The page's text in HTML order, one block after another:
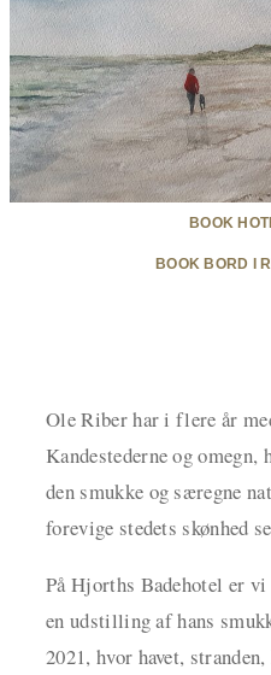
BOOK
BOOK BORD I
Ole Riber har i flere år
Kandestederne og
den smukke og særegne
forevige stedets skønhed
På Hjorths Badehotel er
en udstilling af hans
2021, hvor havet,